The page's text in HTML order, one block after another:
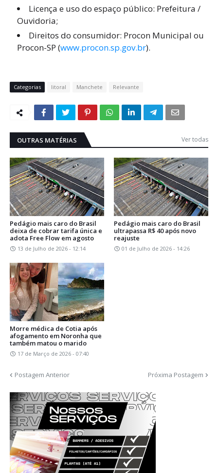
Licença e uso do espaço público: Prefeitura /
Ouvidoria;
Direitos do consumidor: Procon Municipal ou
Procon-SP (www.procon.sp.gov.br).
Categorias litoral Manchete Relevante
OUTRAS MATÉRIAS Ver todas
Pedágio mais caro do Brasil
deixa de cobrar tarifa única e
adota Free Flow em agosto
13 de Julho de 2026 - 12:14
Pedágio mais caro do Brasil
ultrapassa R$ 40 após novo
reajuste
01 de Julho de 2026 - 14:26
Morre médica de Cotia após
afogamento em Noronha que
também matou o marido
17 de Março de 2026 - 07:40
Postagem Anterior Próxima Postagem